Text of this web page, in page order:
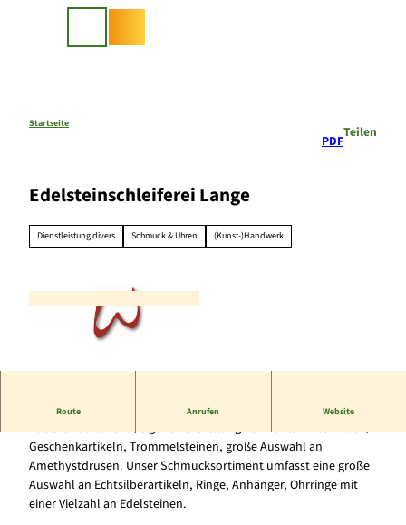
Startseite
PDF
Teilen
Edelsteinschleiferei Lange
Dienstleistung divers Schmuck & Uhren (Kunst-)Handwerk
z
h
a
l
Route Anrufen Website
Filiale Willingen
Edelsteinschleiferei, eigene Herstellung von Edelsteinschmuck,
Geschenkartikeln, Trommelsteinen, große Auswahl an
Amethystdrusen. Unser Schmucksortiment umfasst eine große
Auswahl an Echtsilberartikeln, Ringe, Anhänger, Ohrringe mit
einer Vielzahl an Edelsteinen.